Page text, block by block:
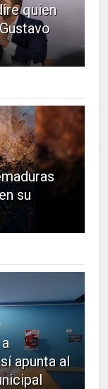
quien
su
apunta al